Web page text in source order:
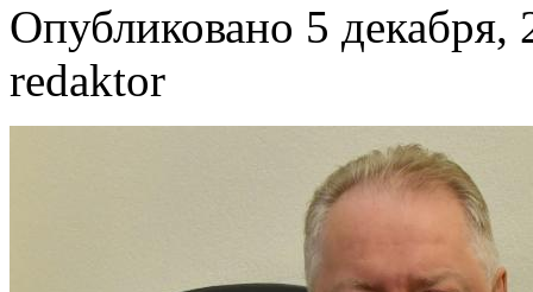
Опубликовано 5 декабря,
redaktor